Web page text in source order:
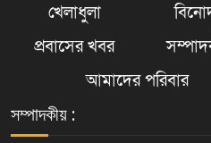
খেলাধুলা
প্রবাসের খবর
আমাদের পরিবার
সম্পাদকীয় :